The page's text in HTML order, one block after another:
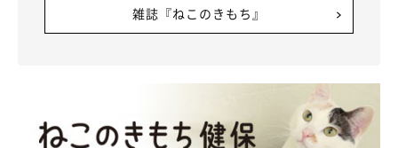
「シーバ ドゥ マルシェ」、体の気になる部分をケアする「シー
バ デュオプラス」もある
［機能性商品］ ヘアボールクリア オーラルケア
「アイムス」
雑誌『ねこのきもち』